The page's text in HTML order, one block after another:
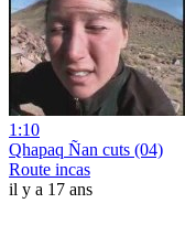
1:10
Qhapaq Ñan cuts (04)
Route incas
il y a 17 ans